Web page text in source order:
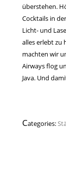
überstehen.
Cocktails in
Licht- und
alles erlebt zu
machten wir
Airways flog
Java. Und
Categories: